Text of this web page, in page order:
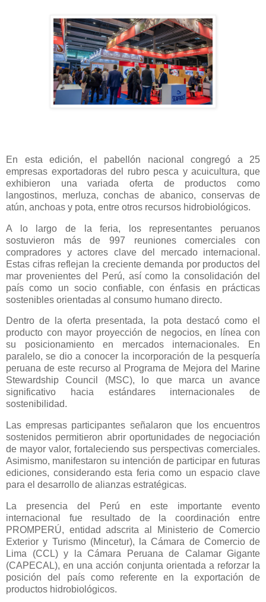
En esta edición, el pabellón nacional congregó a 25
empresas exportadoras del rubro pesca y acuicultura, que
exhibieron una variada oferta de productos como
langostinos, merluza, conchas de abanico, conservas de
atún, anchoas y pota, entre otros recursos hidrobiológicos.
A lo largo de la feria, los representantes peruanos
sostuvieron más de 997 reuniones comerciales con
compradores y actores clave del mercado internacional.
Estas cifras reflejan la creciente demanda por productos del
mar provenientes del Perú, así como la consolidación del
país como un socio confiable, con énfasis en prácticas
sostenibles orientadas al consumo humano directo.
Dentro de la oferta presentada, la pota destacó como el
producto con mayor proyección de negocios, en línea con
su posicionamiento en mercados internacionales. En
paralelo, se dio a conocer la incorporación de la pesquería
peruana de este recurso al Programa de Mejora del Marine
Stewardship Council (MSC), lo que marca un avance
significativo hacia estándares internacionales de
sostenibilidad.
Las empresas participantes señalaron que los encuentros
sostenidos permitieron abrir oportunidades de negociación
de mayor valor, fortaleciendo sus perspectivas comerciales.
Asimismo, manifestaron su intención de participar en futuras
ediciones, considerando esta feria como un espacio clave
para el desarrollo de alianzas estratégicas.
La presencia del Perú en este importante evento
internacional fue resultado de la coordinación entre
PROMPERÚ, entidad adscrita al Ministerio de Comercio
Exterior y Turismo (Mincetur), la Cámara de Comercio de
Lima (CCL) y la Cámara Peruana de Calamar Gigante
(CAPECAL), en una acción conjunta orientada a reforzar la
posición del país como referente en la exportación de
productos hidrobiológicos.